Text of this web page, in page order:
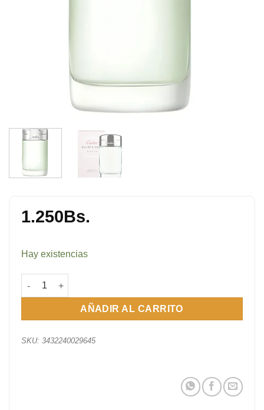
1.250Bs.
Hay existencias
Baiser Vole EDT 100 ml cantidad
AÑADIR AL CARRITO
SKU: 3432240029645